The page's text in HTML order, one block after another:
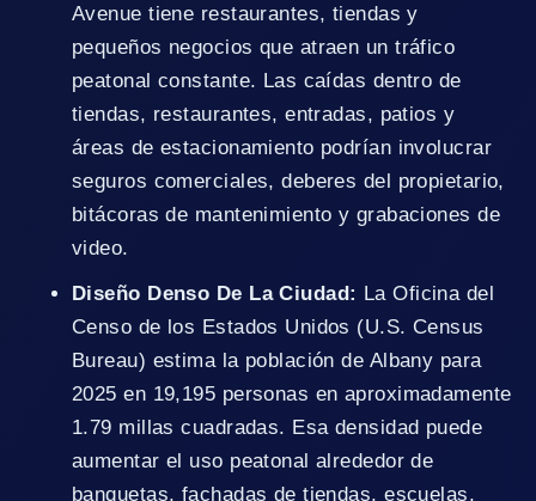
Avenue tiene restaurantes, tiendas y
pequeños negocios que atraen un tráfico
peatonal constante. Las caídas dentro de
tiendas, restaurantes, entradas, patios y
áreas de estacionamiento podrían involucrar
seguros comerciales, deberes del propietario,
bitácoras de mantenimiento y grabaciones de
video.
Diseño Denso De La Ciudad: La Oficina del
Censo de los Estados Unidos (U.S. Census
Bureau) estima la población de Albany para
2025 en 19,195 personas en aproximadamente
1.79 millas cuadradas. Esa densidad puede
aumentar el uso peatonal alrededor de
banquetas, fachadas de tiendas, escuelas,